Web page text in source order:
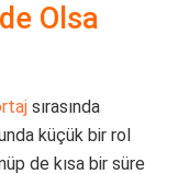
Olsa
sırasında
küçük bir rol
de kısa bir süre